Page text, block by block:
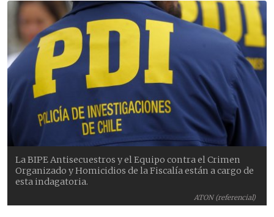
ATON (referencial)
La BIPE Antisecuestros y el Equipo contra el Crimen
Organizado y Homicidios de la Fiscalía están a cargo de
esta indagatoria.